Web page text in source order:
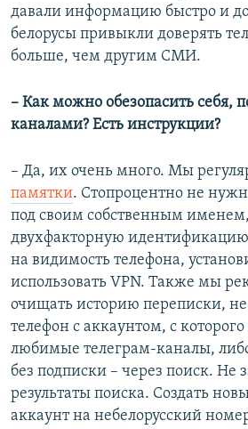
давали информацию быстро и
белорусы привыкли доверять
больше, чем другим СМИ.
– Как можно обезопасить себя,
каналами? Есть инструкции?
– Да, их очень много. Мы
памятки. Стопроцентно не
под своим собственным
двухфакторную
на видимость телефона,
использовать VPN. Также мы
очищать историю переписки, не
телефон с аккаунтом, с
любимые телеграм-каналы,
без подписки – через поиск. Не
результаты поиска. Создать
аккаунт на небелорусский